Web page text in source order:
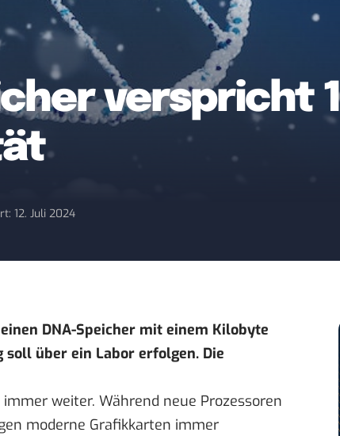
verspricht
12. Juli 2024
DNA-Speicher mit einem Kilobyte
über ein Labor erfolgen. Die
weiter. Während neue Prozessoren
moderne Grafikkarten immer